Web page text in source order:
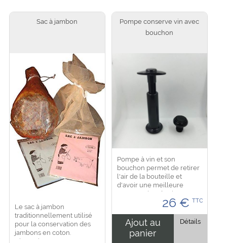
Sac à jambon
Le sac à jambon
traditionnellement utilisé
pour la conservation des
jambons en coton.
Dimension : 85 cm x 65 cm
Pompe conserve vin avec
bouchon
Pompe à vin et son
bouchon permet de retirer
l'air de la bouteille et
d'avoir une meilleure
conservation du vin avec
une bonne étanchéité.
Dimension : Pompe de 14
cm...
26 € TTC
Ajout au
panier
Détails